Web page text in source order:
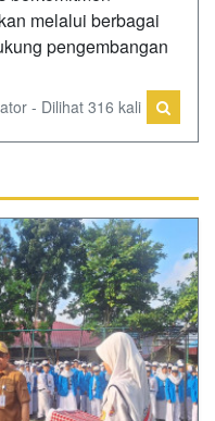
melalui berbagai
pengembangan
- Dilihat 316 kali